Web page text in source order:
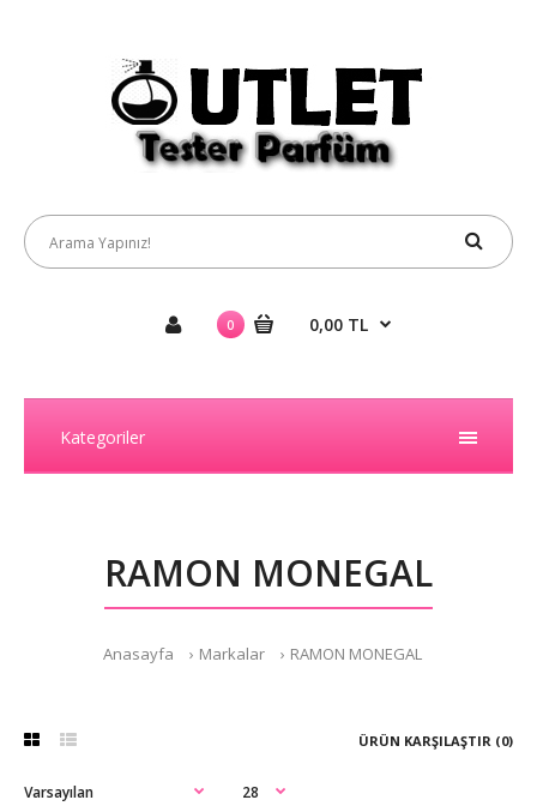
0 0,00 TL
Kategoriler
RAMON MONEGAL
Anasayfa Markalar RAMON MONEGAL
ÜRÜN KARŞILAŞTIR (0)